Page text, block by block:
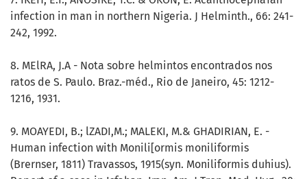
infection in man in northern Nigeria. J Helminth., 66: 241-
242, 1992.
8. MElRA, J.A - Nota sobre helmintos encontrados nos
ratos de S. Paulo. Braz.-méd., Rio de Janeiro, 45: 1212-
1216, 1931.
9. MOAYEDI, B.; lZADI,M.; MALEKI, M.& GHADIRIAN, E. -
Human infection with Monili[ormis moniliformis
(Brernser, 1811) Travassos, 1915(syn. Moniliformis duhius).